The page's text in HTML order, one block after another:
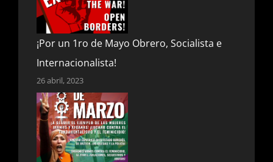
¡Por un 1ro de Mayo Obrero, Socialista e
Internacionalista!
26 abril, 2023